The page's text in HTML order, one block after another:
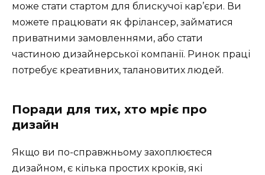
може стати стартом для блискучої кар’єри. Ви
можете працювати як фрілансер, займатися
приватними замовленнями, або стати
частиною дизайнерської компанії. Ринок праці
потребує креативних, талановитих людей.
Поради для тих, хто мріє про
дизайн
Якщо ви по-справжньому захоплюєтеся
дизайном, є кілька простих кроків, які